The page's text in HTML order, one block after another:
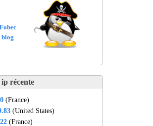
blog
récente
(France)
(United States)
(France)